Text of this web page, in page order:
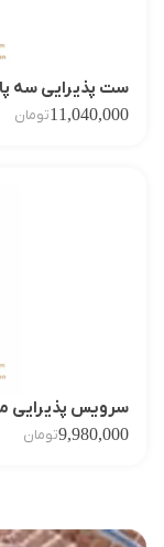
ست پذیرایی سه
11,040,000تومان
سرویس پذیرایی
9,980,000تومان